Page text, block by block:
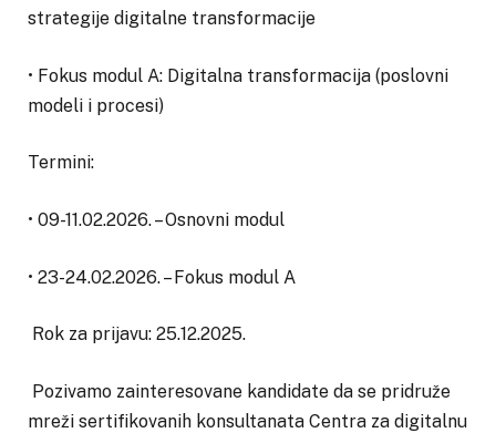
strategije digitalne transformacije
• Fokus modul A: Digitalna transformacija (poslovni
modeli i procesi)
Termini:
• 09-11.02.2026. – Osnovni modul
• 23-24.02.2026. – Fokus modul A
Rok za prijavu: 25.12.2025.
Pozivamo zainteresovane kandidate da se pridruže
mreži sertifikovanih konsultanata Centra za digitalnu